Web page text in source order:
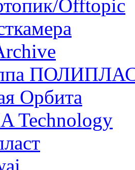
Offtopic
Орбита
Technology